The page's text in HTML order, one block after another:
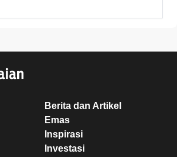
Berita dan Artikel
Emas
Inspirasi
Investasi